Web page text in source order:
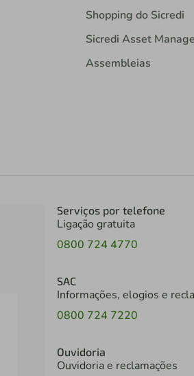
Shopping do Sicredi
Sicredi Asset
Assembleias
Serviços por telefone
Ligação gratuita
0800 724 4770
SAC
Informações, elogios e
0800 724 7220
Ouvidoria
Ouvidoria e reclamações